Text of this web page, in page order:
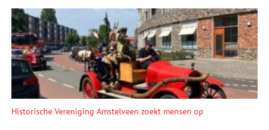
Historische Vereniging Amstelveen zoekt mensen op